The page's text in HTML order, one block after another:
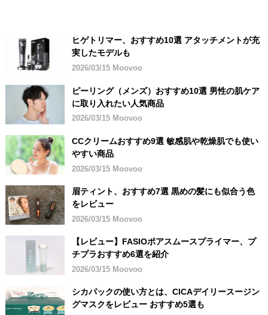
ヒゲトリマー、おすすめ10選 アタッチメントが充
実したモデルも
2026/03/15 Moovoo
ピーリング（メンズ）おすすめ10選 男性の肌ケア
に取り入れたい人気商品
2026/03/15 Moovoo
CCクリームおすすめ9選 敏感肌や乾燥肌でも使い
やすい商品
2026/03/15 Moovoo
眉ティント、おすすめ7選 黒めの髪にも似合う色
をレビュー
2026/03/15 Moovoo
【レビュー】FASIOポアスムースプライマー、プ
チプラおすすめ6選を紹介
2026/03/15 Moovoo
シカパックの使い方とは、CICAデイリースージン
グマスクをレビュー おすすめ5選も